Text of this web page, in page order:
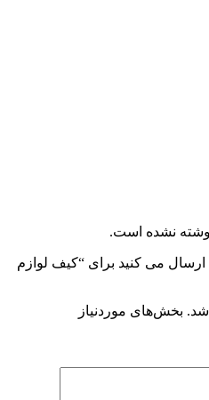
نشده است.
می کنید برای “کیف لوازم
بخش‌های موردنیاز